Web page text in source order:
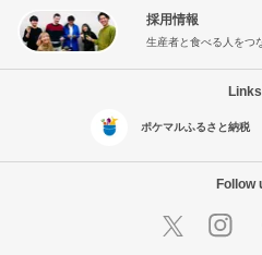
採用情報
生産者と食べる人をつ
Links
ポケマルふるさと納税
Follow